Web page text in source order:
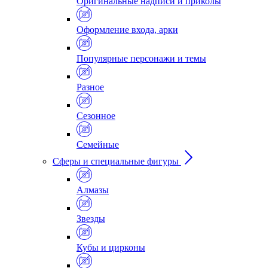
Оформление входа, арки
Популярные персонажи и темы
Разное
Сезонное
Семейные
Сферы и специальные фигуры
Алмазы
Звезды
Кубы и цирконы